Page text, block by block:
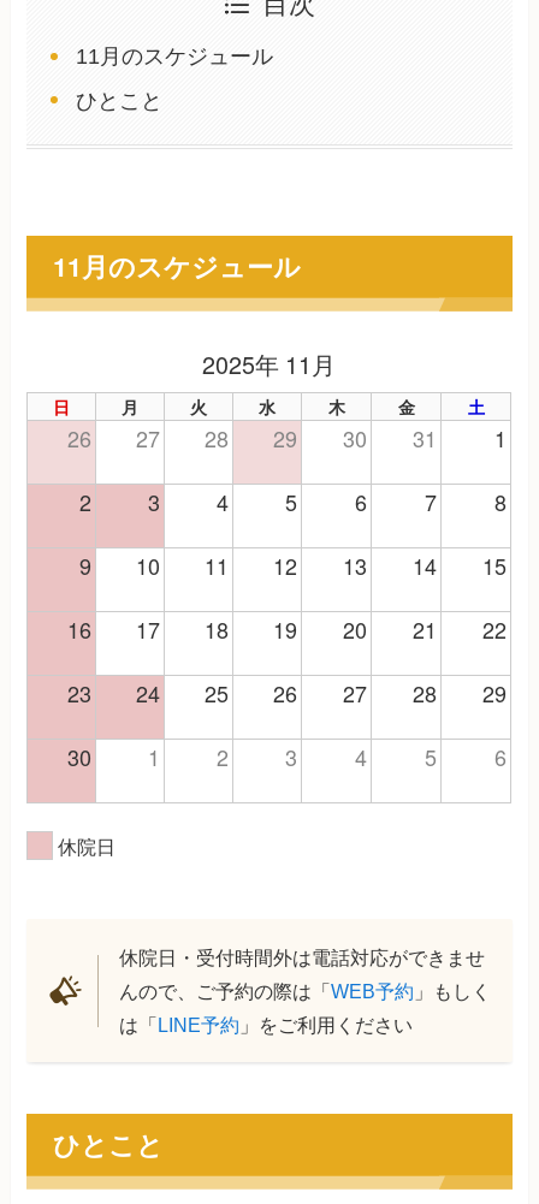
11月のスケジュール
ひとこと
11月のスケジュール
2025年 11月
日 月 火 水 木 金 土
26 27 28 29 30 31 1
2 3 4 5 6 7 8
9 10 11 12 13 14 15
16 17 18 19 20 21 22
23 24 25 26 27 28 29
30 1 2 3 4 5 6
休院日
休院日・受付時間外は電話対応ができませ
んので、ご予約の際は「WEB予約 」もしく
は「LINE予約 」をご利用ください
ひとこと